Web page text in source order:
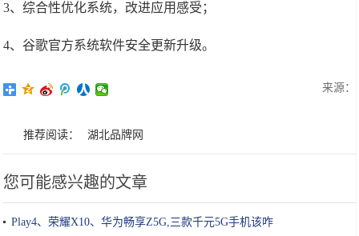
3、综合性优化系统，改进应用感受；
4、谷歌官方系统软件安全更新升级。
来源：
推荐阅读： 湖北品牌网
您可能感兴趣的文章
Play4、荣耀X10、华为畅享Z5G,三款千元5G手机该咋